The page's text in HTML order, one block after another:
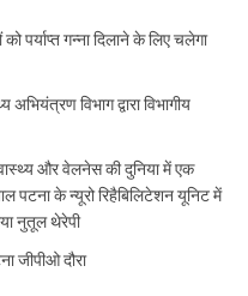
को पर्याप्त गन्ना दिलाने के लिए चलेगा
विभाग द्वारा विभागीय
और वेलनेस की दुनिया में एक
पटना के न्यूरो रिहैबिलिटेशन यूनिट में
नुतूल थेरेपी
जीपीओ दौरा